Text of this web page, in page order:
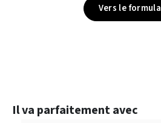
Vers le
Ignorer la galerie de produits
Il va parfaitement avec